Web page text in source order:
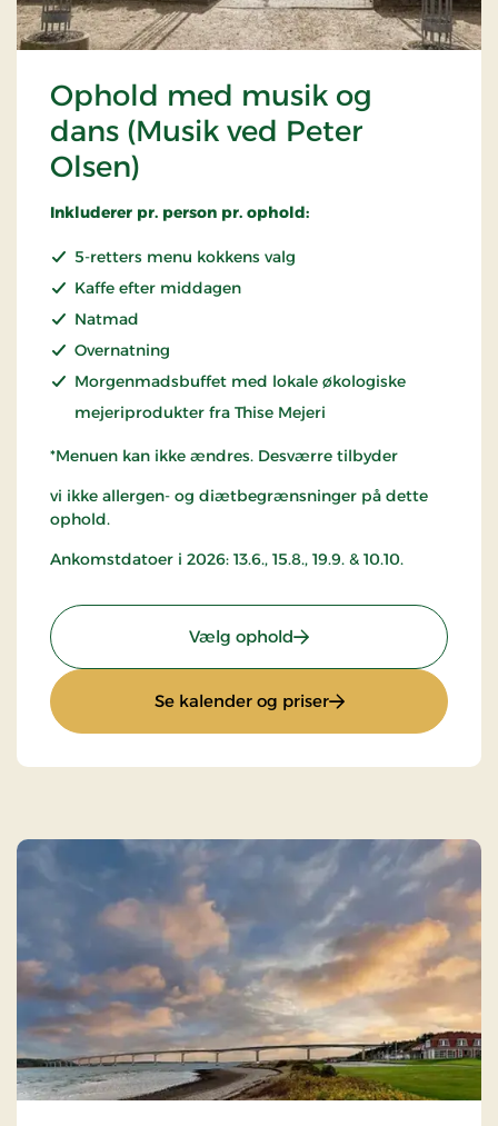
Ophold med musik og
dans (Musik ved Peter
Olsen)
Inkluderer pr. person pr. ophold:
5-retters menu kokkens valg
Kaffe efter middagen
Natmad
Overnatning
Morgenmadsbuffet med lokale økologiske
mejeriprodukter fra Thise Mejeri
*Menuen kan ikke ændres. Desværre tilbyder
vi ikke allergen- og diætbegrænsninger på dette
ophold.
Ankomstdatoer i 2026: 13.6., 15.8., 19.9. & 10.10.
Vælg ophold: Ophold med musik og
Se kalender og priser: Ophold med